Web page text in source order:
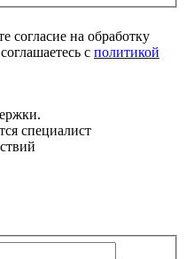
согласие на обработку
с политикой
специалист